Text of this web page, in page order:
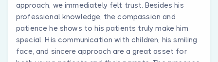
approach, we immediately felt trust. Besides his
professional knowledge, the compassion and
patience he shows to his patients truly make him
special. His communication with children, his smiling
face, and sincere approach are a great asset for